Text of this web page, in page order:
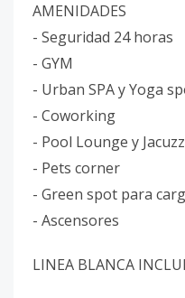
AMENIDADES
- Seguridad 24 horas
- GYM
- Urban SPA y Yoga
- Coworking
- Pool Lounge y
- Pets corner
- Green spot para
- Ascensores
LINEA BLANCA